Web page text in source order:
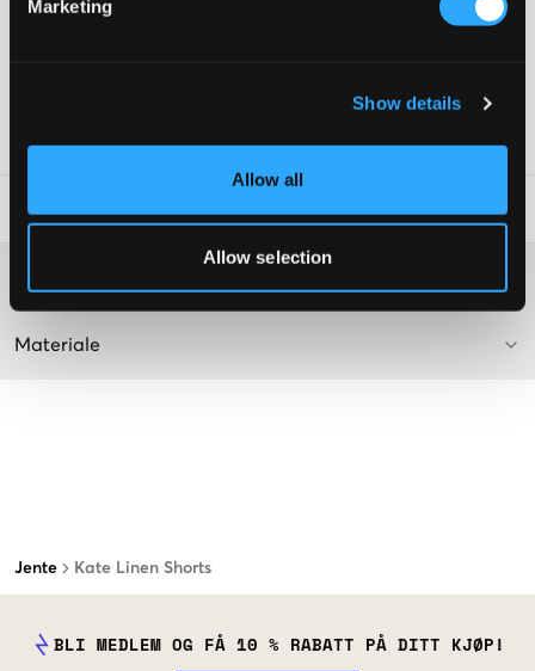
Marketing
Show details
Allow all
Allow selection
Jente Kate Linen Shorts
SKU:128102-002
Vaskeråd
Materiale
BLI MEDLEM OG FÅ 10 % RABATT PÅ DITT KJØP!